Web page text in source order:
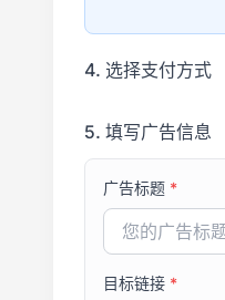
4. 选择支付方式
5. 填写广告信息
广告标题 *
目标链接 *